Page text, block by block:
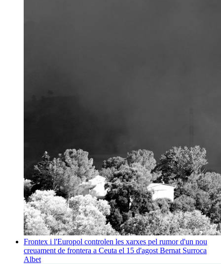
Frontex i l'Europol controlen les xarxes pel rumor d'un nou
creuament de frontera a Ceuta el 15 d'agost Bernat Surroca
Albet